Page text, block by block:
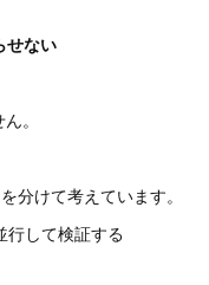
せない
。
分けて考えています。
行して検証する